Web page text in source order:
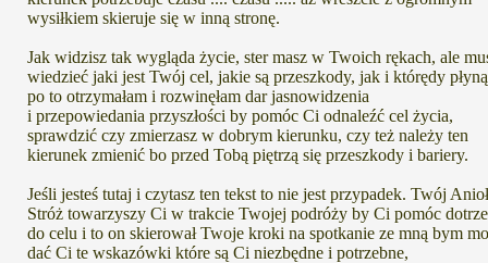
wysiłkiem skieruje się w inną stronę.
Jak widzisz tak wygląda życie, ster masz w Twoich rękach, ale
wiedzieć jaki jest Twój cel, jakie są przeszkody, jak i którędy
po to otrzymałam i rozwinęłam dar jasnowidzenia
i przepowiedania przyszłości by pomóc Ci odnaleźć cel życia,
sprawdzić czy zmierzasz w dobrym kierunku, czy też należy ten
kierunek zmienić bo przed Tobą piętrzą się przeszkody i bariery.
Jeśli jesteś tutaj i czytasz ten tekst to nie jest przypadek. Twój Anioł
Stróż towarzyszy Ci w trakcie Twojej podróży by Ci pomóc
do celu i to on skierował Twoje kroki na spotkanie ze mną bym
dać Ci te wskazówki które są Ci niezbędne i potrzebne,